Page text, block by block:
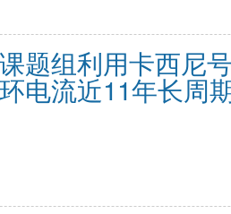
题组利用卡西尼
电流近11年长周